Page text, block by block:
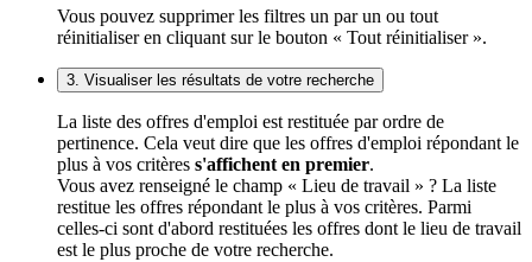
Vous pouvez supprimer les filtres un par un ou tout
réinitialiser en cliquant sur le bouton « Tout réinitialiser ».
3. Visualiser les résultats de votre recherche
La liste des offres d'emploi est restituée par ordre de
pertinence. Cela veut dire que les offres d'emploi répondant le
plus à vos critères s'affichent en premier.
Vous avez renseigné le champ « Lieu de travail » ? La liste
restitue les offres répondant le plus à vos critères. Parmi
celles-ci sont d'abord restituées les offres dont le lieu de travail
est le plus proche de votre recherche.